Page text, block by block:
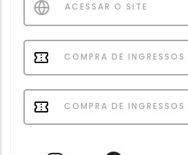
ACESSAR O SITE
COMPRA DE INGRESSOS
COMPRA DE INGRESSOS